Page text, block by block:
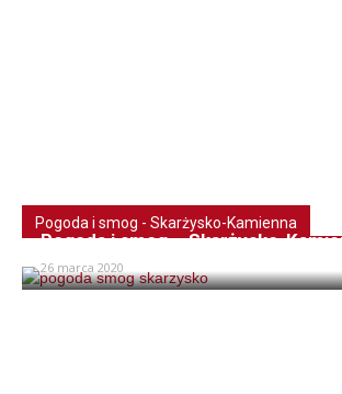
Pogoda i smog - Skarżysko-Kamienna
Pogoda i smog – Skarżysko-
26 marca 2020